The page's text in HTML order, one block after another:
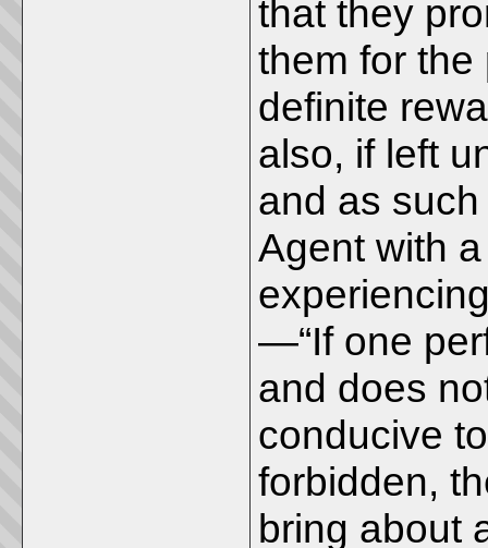
that they
them for the
definite
also, if left
and as
Agent with
—“If one
and does
conducive
forbidden,
bring about